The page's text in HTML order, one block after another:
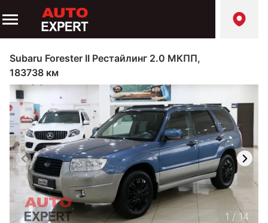
Subaru Forester II Рестайлинг 2.0 МКПП,
183738 км
1 / 14